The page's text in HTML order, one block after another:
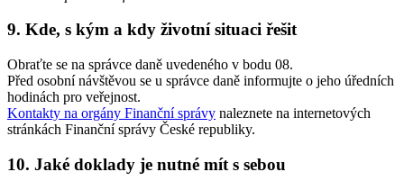
9. Kde, s kým a kdy životní situaci řešit
Obraťte se na správce daně uvedeného v bodu 08.
Před osobní návštěvou se u správce daně informujte o jeho úředních
hodinách pro veřejnost.
Kontakty na orgány Finanční správy naleznete na internetových
stránkách Finanční správy České republiky.
10. Jaké doklady je nutné mít s sebou